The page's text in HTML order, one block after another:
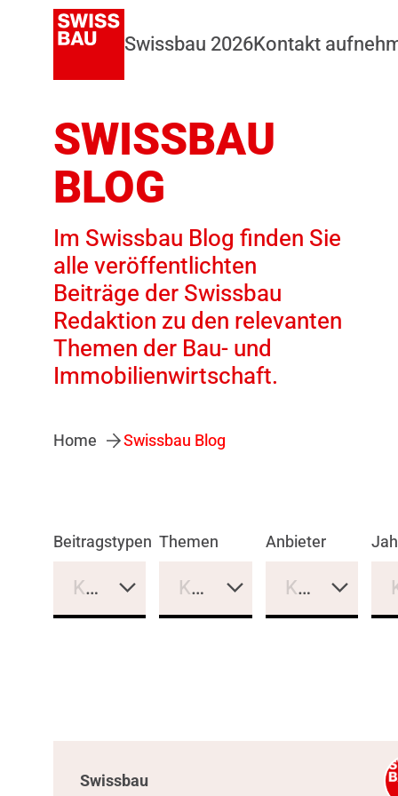
Swissbau 2026Kontakt
SWISSBAU
BLOG
Im Swissbau Blog finden Sie
alle veröffentlichten
Beiträge der Swissbau
Redaktion zu den relevanten
Themen der Bau- und
Immobilienwirtschaft.
Home Swissbau Blog
Beitragstypen
Keine Auswahl
Themen
Keine Auswahl
Anbieter
Keine
Swissbau